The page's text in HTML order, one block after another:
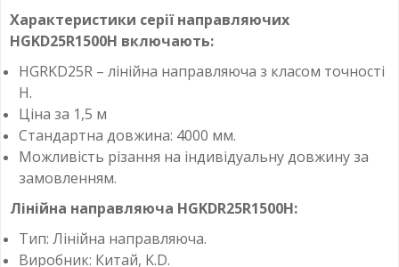
Характеристики серії направляючих
HGKD25R1500H включають:
HGRKD25R – лінійна направляюча з класом точності
H.
Ціна за 1,5 м
Стандартна довжина: 4000 мм.
Можливість різання на індивідуальну довжину за
замовленням.
Лінійна направляюча HGKDR25R1500H:
Тип: Лінійна направляюча.
Виробник: Китай, K.D.